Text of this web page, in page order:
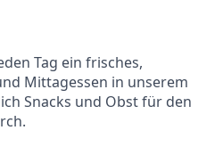
Tag ein frisches,
Mittagessen in unserem
Snacks und Obst für den